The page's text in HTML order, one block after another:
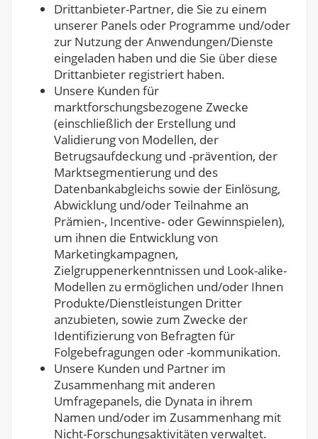
Drittanbieter-Partner, die Sie zu einem
unserer Panels oder Programme und/oder
zur Nutzung der Anwendungen/Dienste
eingeladen haben und die Sie über diese
Drittanbieter registriert haben.
Unsere Kunden für
marktforschungsbezogene Zwecke
(einschließlich der Erstellung und
Validierung von Modellen, der
Betrugsaufdeckung und -prävention, der
Marktsegmentierung und des
Datenbankabgleichs sowie der Einlösung,
Abwicklung und/oder Teilnahme an
Prämien-, Incentive- oder Gewinnspielen),
um ihnen die Entwicklung von
Marketingkampagnen,
Zielgruppenerkenntnissen und Look-alike-
Modellen zu ermöglichen und/oder Ihnen
Produkte/Dienstleistungen Dritter
anzubieten, sowie zum Zwecke der
Identifizierung von Befragten für
Folgebefragungen oder -kommunikation.
Unsere Kunden und Partner im
Zusammenhang mit anderen
Umfragepanels, die Dynata in ihrem
Namen und/oder im Zusammenhang mit
Nicht-Forschungsaktivitäten verwaltet.